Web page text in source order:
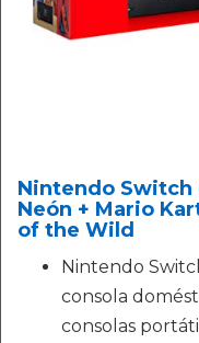
Nintendo Switch
Neón + Mario
of the Wild
Nintendo
consola
consolas